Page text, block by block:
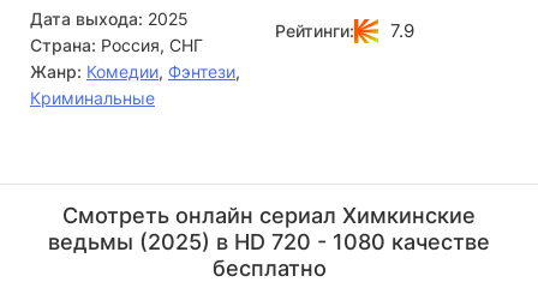
колдунов, гадалок и прочих шарлатанов в наши дни
огромен, поэтому тройка легко находит клиентов, собирая
информацию о них через интернет и ловко вводя людей в
заблуждение.
Дата выхода: 2025
Страна: Россия, СНГ
Жанр: Комедии, Фэнтези,
Криминальные
Рейтинги: 7.9
(часовщик)
Смотреть онлайн сериал Химкинские
ведьмы (2025) в HD 720 - 1080 качестве
бесплатно